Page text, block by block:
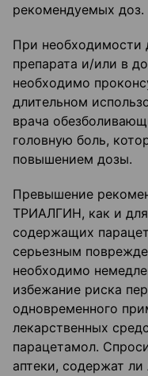
рекомендуемых доз.
При необходимости
препарата и/или в
необходимо
длительном
врача
головную боль,
повышением дозы.
Превышение
ТРИАЛГИН, как и для
содержащих
серьезным
необходимо
избежание риска
одновременного
лекарственных
парацетамол.
аптеки, содержат